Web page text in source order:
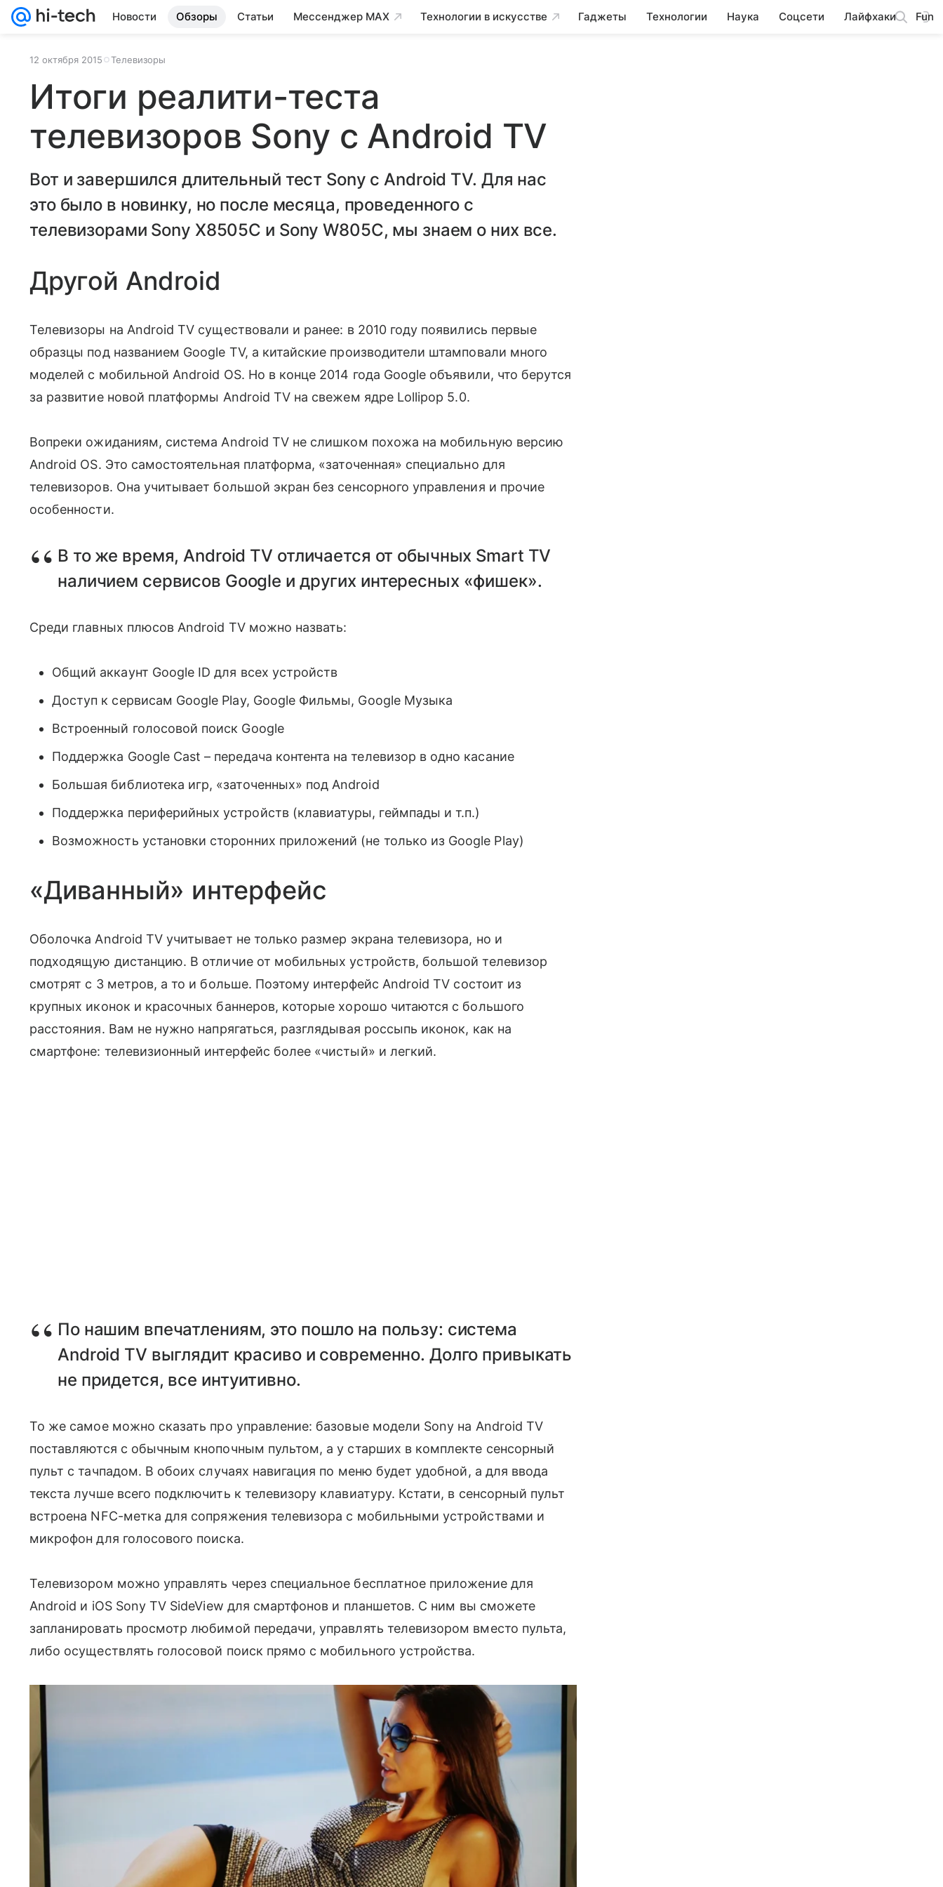
Новости Обзоры Статьи Мессенджер MAX Технологии в искусстве Гаджеты Технологии Наука Соцсети Лайфхаки Fun
12 октября 2015 Телевизоры
Итоги реалити-теста
телевизоров Sony с Android TV
Вот и завершился длительный тест Sony c Android TV. Для нас
это было в новинку, но после месяца, проведенного с
телевизорами Sony X8505C и Sony W805C, мы знаем о них все.
Другой Android
Телевизоры на Android TV существовали и ранее: в 2010 году появились первые
образцы под названием Google TV, а китайские производители штамповали много
моделей с мобильной Android OS. Но в конце 2014 года Google объявили, что берутся
за развитие новой платформы Android TV на свежем ядре Lollipop 5.0.
Вопреки ожиданиям, система Android TV не слишком похожа на мобильную версию
Android OS. Это самостоятельная платформа, «заточенная» специально для
телевизоров. Она учитывает большой экран без сенсорного управления и прочие
особенности.
В то же время, Android TV отличается от обычных Smart TV
наличием сервисов Google и других интересных «фишек».
Среди главных плюсов Android TV можно назвать:
Общий аккаунт Google ID для всех устройств
Доступ к сервисам Google Play, Google Фильмы, Google Музыка
Встроенный голосовой поиск Google
Поддержка Google Cast – передача контента на телевизор в одно касание
Большая библиотека игр, «заточенных» под Android
Поддержка периферийных устройств (клавиатуры, геймпады и т.п.)
Возможность установки сторонних приложений (не только из Google Play)
«Диванный» интерфейс
Оболочка Android TV учитывает не только размер экрана телевизора, но и
подходящую дистанцию. В отличие от мобильных устройств, большой телевизор
смотрят с 3 метров, а то и больше. Поэтому интерфейс Android TV состоит из
крупных иконок и красочных баннеров, которые хорошо читаются с большого
расстояния. Вам не нужно напрягаться, разглядывая россыпь иконок, как на
смартфоне: телевизионный интерфейс более «чистый» и легкий.
По нашим впечатлениям, это пошло на пользу: система
Android TV выглядит красиво и современно. Долго привыкать
не придется, все интуитивно.
То же самое можно сказать про управление: базовые модели Sony на Android TV
поставляются с обычным кнопочным пультом, а у старших в комплекте сенсорный
пульт с тачпадом. В обоих случаях навигация по меню будет удобной, а для ввода
текста лучше всего подключить к телевизору клавиатуру. Кстати, в сенсорный пульт
встроена NFC-метка для сопряжения телевизора с мобильными устройствами и
микрофон для голосового поиска.
Телевизором можно управлять через специальное бесплатное приложение для
Android и iOS Sony TV SideView для смартфонов и планшетов. С ним вы сможете
запланировать просмотр любимой передачи, управлять телевизором вместо пульта,
либо осуществлять голосовой поиск прямо с мобильного устройства.